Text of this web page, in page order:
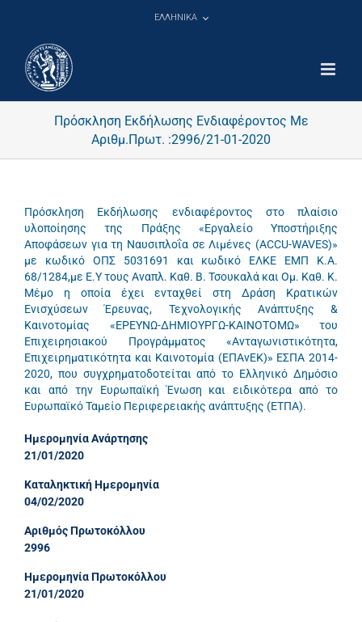
ΕΛΛΗΝΙΚΑ
Πρόσκληση Εκδήλωσης Ενδιαφέροντος Με
Αριθμ.Πρωτ. :2996/21-01-2020
Πρόσκληση Εκδήλωσης ενδιαφέροντος στο πλαίσιο
υλοποίησης της Πράξης «Εργαλείο Υποστήριξης
Αποφάσεων για τη Ναυσιπλοΐα σε Λιμένες (ACCU-WAVES)»
με κωδικό ΟΠΣ 5031691 και κωδικό ΕΛΚΕ ΕΜΠ Κ.Α.
68/1284,με Ε.Υ τους Αναπλ. Καθ. Β. Τσουκαλά και Ομ. Καθ. Κ.
Μέμο η οποία έχει ενταχθεί στη Δράση Κρατικών
Ενισχύσεων Έρευνας, Τεχνολογικής Ανάπτυξης &
Καινοτομίας «ΕΡΕΥΝΩ-ΔΗΜΙΟΥΡΓΩ-ΚΑΙΝΟΤΟΜΩ» του
Επιχειρησιακού Προγράμματος «Ανταγωνιστικότητα,
Επιχειρηματικότητα και Καινοτομία (ΕΠΑνΕΚ)» ΕΣΠΑ 2014-
2020, που συγχρηματοδοτείται από το Ελληνικό Δημόσιο
και από την Ευρωπαϊκή Ένωση και ειδικότερα από το
Ευρωπαϊκό Ταμείο Περιφερειακής ανάπτυξης (ΕΤΠΑ).
Ημερομηνία Ανάρτησης
21/01/2020
Καταληκτική Ημερομηνία
04/02/2020
Αριθμός Πρωτοκόλλου
2996
Ημερομηνία Πρωτοκόλλου
21/01/2020